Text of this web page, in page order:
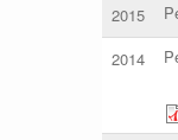
2015
2014